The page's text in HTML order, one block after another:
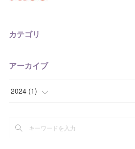
カテゴリ
アーカイブ
2024 (1)